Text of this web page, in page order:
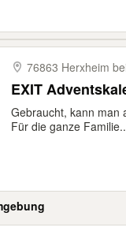
76863 Herxheim
EXIT
Gebraucht, kann man
Für die ganze